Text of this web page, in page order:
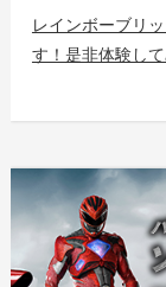
レインボーブリ
す！是非体験して